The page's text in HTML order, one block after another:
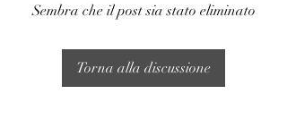
Sembra che il post sia stato eliminato
Torna alla discussione